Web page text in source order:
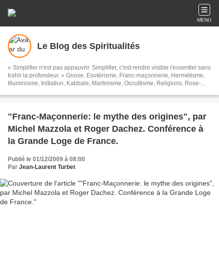
MENU
Le Blog des Spiritualités
« Simplifier n'est pas appauvrir. Simplifier, c'est rendre visible l'essentiel sans
trahir la profondeur. » Gnose, Esotérisme, Franc-maçonnerie, Hermétisme,
Illuminisme, Initiation, Kabbale, Martinisme, Occultisme, Religions, Rose-
sortes de choses...
"Franc-Maçonnerie: le mythe des origines", par
Michel Mazzola et Roger Dachez. Conférence à
la Grande Loge de France.
Publié le 01/12/2009 à 08:00
Par Jean-Laurent Turbet